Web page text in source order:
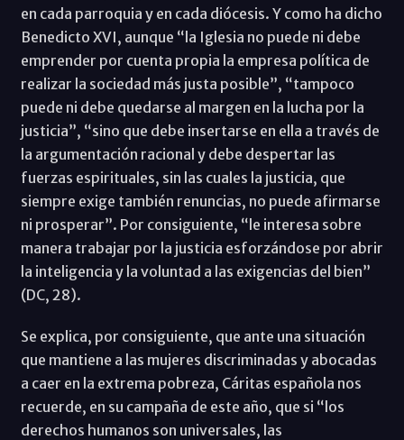
en cada parroquia y en cada diócesis. Y como ha dicho
Benedicto XVI, aunque “la Iglesia no puede ni debe
emprender por cuenta propia la empresa política de
realizar la sociedad más justa posible”, “tampoco
puede ni debe quedarse al margen en la lucha por la
justicia”, “sino que debe insertarse en ella a través de
la argumentación racional y debe despertar las
fuerzas espirituales, sin las cuales la justicia, que
siempre exige también renuncias, no puede afirmarse
ni prosperar”. Por consiguiente, “le interesa sobre
manera trabajar por la justicia esforzándose por abrir
la inteligencia y la voluntad a las exigencias del bien”
(DC, 28).
Se explica, por consiguiente, que ante una situación
que mantiene a las mujeres discriminadas y abocadas
a caer en la extrema pobreza, Cáritas española nos
recuerde, en su campaña de este año, que si “los
derechos humanos son universales, las